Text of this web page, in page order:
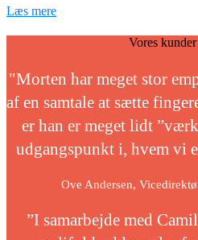
Læs mere
Vores
"Morten har meget stor
af en samtale at sætte
er han er meget lidt
udgangspunkt i, hvem vi
Ove Andersen,
”I samarbejde med